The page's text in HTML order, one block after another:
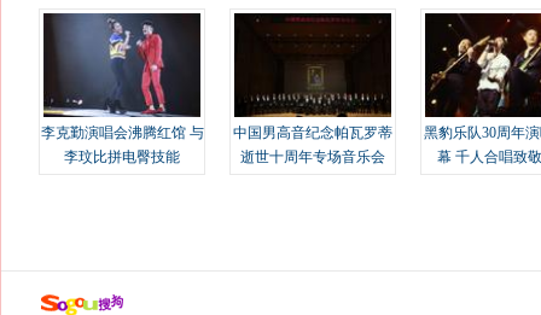
李克勤演唱会沸腾红馆 与
李玟比拼电臀技能
中国男高音纪念帕瓦罗蒂
逝世十周年专场音乐会
黑豹乐队30周年
幕 千人合唱致